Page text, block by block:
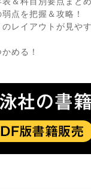
点を把握＆攻略！
レイアウトが見や
める！